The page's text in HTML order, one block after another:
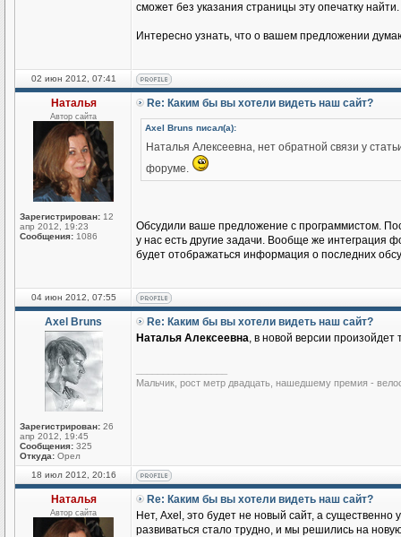
сможет без указания страницы эту опечатку найти.
Интересно узнать, что о вашем предложении
02 июн 2012, 07:41
Наталья
Автор сайта
Зарегистрирован: 12
апр 2012, 19:23
Сообщения: 1086
Re: Каким бы вы хотели видеть наш сайт?
Axel Bruns писал(а):
Наталья Алексеевна, нет обратной связи у
форуме.
Обсудили ваше предложение с программистом.
у нас есть другие задачи. Вообще же интеграция
будет отображаться информация о последних
04 июн 2012, 07:55
Axel Bruns
Зарегистрирован: 26
апр 2012, 19:45
Сообщения: 325
Откуда: Орел
Re: Каким бы вы хотели видеть наш сайт?
Наталья Алексеевна, в новой версии
Мальчик, рост метр двадцать, нашедшему премия -
18 июл 2012, 20:16
Наталья
Автор сайта
Re: Каким бы вы хотели видеть наш сайт?
Нет, Axel, это будет не новый сайт, а
развиваться стало трудно, и мы решились на